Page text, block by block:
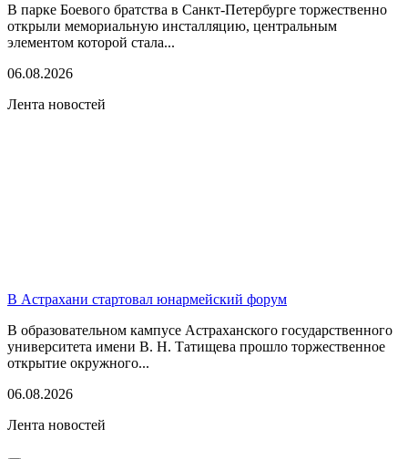
В парке Боевого братства в Санкт-Петербурге торжественно
открыли мемориальную инсталляцию, центральным
элементом которой стала...
06.08.2026
Лента новостей
В Астрахани стартовал юнармейский форум
В образовательном кампусе Астраханского государственного
университета имени В. Н. Татищева прошло торжественное
открытие окружного...
06.08.2026
Лента новостей